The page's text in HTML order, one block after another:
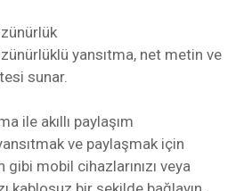
yansıtma, net metin ve
sunar.
ile akıllı paylaşım
ve paylaşmak için
gibi mobil cihazlarınızı veya